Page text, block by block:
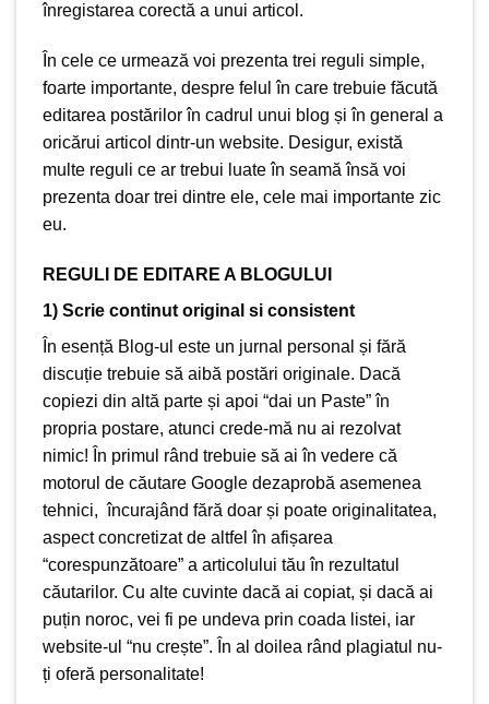
înregistarea corectă a unui articol.
În cele ce urmează voi prezenta trei reguli simple,
foarte importante, despre felul în care trebuie făcută
editarea postărilor în cadrul unui blog și în general a
oricărui articol dintr-un website. Desigur, există
multe reguli ce ar trebui luate în seamă însă voi
prezenta doar trei dintre ele, cele mai importante zic
eu.
REGULI DE EDITARE A BLOGULUI
1) Scrie continut original si consistent
În esență Blog-ul este un jurnal personal și fără
discuție trebuie să aibă postări originale. Dacă
copiezi din altă parte și apoi “dai un Paste” în
propria postare, atunci crede-mă nu ai rezolvat
nimic! În primul rând trebuie să ai în vedere că
motorul de căutare Google dezaprobă asemenea
tehnici, încurajând fără doar și poate originalitatea,
aspect concretizat de altfel în afișarea
“corespunzătoare” a articolului tău în rezultatul
căutarilor. Cu alte cuvinte dacă ai copiat, și dacă ai
puțin noroc, vei fi pe undeva prin coada listei, iar
website-ul “nu crește”. În al doilea rând plagiatul nu-
ți oferă personalitate!